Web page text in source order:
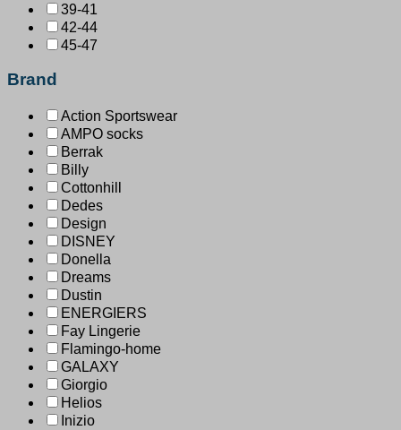
39-41
42-44
45-47
Brand
Action Sportswear
AMPO socks
Berrak
Billy
Cottonhill
Dedes
Design
DISNEY
Donella
Dreams
Dustin
ENERGIERS
Fay Lingerie
Flamingo-home
GALAXY
Giorgio
Helios
Inizio